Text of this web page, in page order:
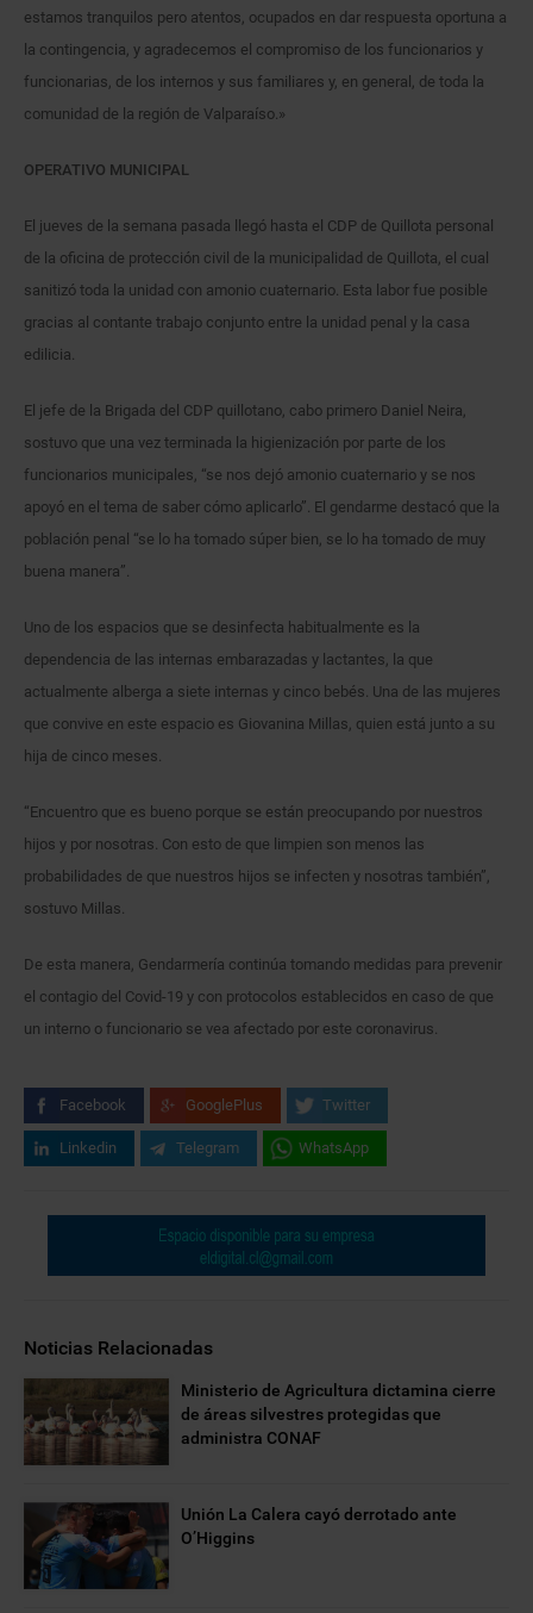
estamos tranquilos pero atentos, ocupados en dar respuesta oportuna a
la contingencia, y agradecemos el compromiso de los funcionarios y
funcionarias, de los internos y sus familiares y, en general, de toda la
comunidad de la región de Valparaíso.»
OPERATIVO MUNICIPAL
El jueves de la semana pasada llegó hasta el CDP de Quillota personal
de la oficina de protección civil de la municipalidad de Quillota, el cual
sanitizó toda la unidad con amonio cuaternario. Esta labor fue posible
gracias al contante trabajo conjunto entre la unidad penal y la casa
edilicia.
El jefe de la Brigada del CDP quillotano, cabo primero Daniel Neira,
sostuvo que una vez terminada la higienización por parte de los
funcionarios municipales, “se nos dejó amonio cuaternario y se nos
apoyó en el tema de saber cómo aplicarlo”. El gendarme destacó que la
población penal “se lo ha tomado súper bien, se lo ha tomado de muy
buena manera”.
Uno de los espacios que se desinfecta habitualmente es la
dependencia de las internas embarazadas y lactantes, la que
actualmente alberga a siete internas y cinco bebés. Una de las mujeres
que convive en este espacio es Giovanina Millas, quien está junto a su
hija de cinco meses.
“Encuentro que es bueno porque se están preocupando por nuestros
hijos y por nosotras. Con esto de que limpien son menos las
probabilidades de que nuestros hijos se infecten y nosotras también”,
sostuvo Millas.
De esta manera, Gendarmería continúa tomando medidas para prevenir
el contagio del Covid-19 y con protocolos establecidos en caso de que
un interno o funcionario se vea afectado por este coronavirus.
Facebook GooglePlus Twitter
Linkedin Telegram WhatsApp
Noticias Relacionadas
Ministerio de Agricultura dictamina cierre
de áreas silvestres protegidas que
administra CONAF
Unión La Calera cayó derrotado ante
O’Higgins